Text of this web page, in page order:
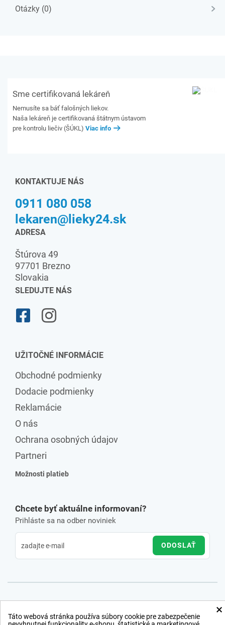
Otázky (0)
Sme certifikovaná lekáreň
Nemusíte sa báť falošných liekov.
Naša lekáreň je certifikovaná štátnym ústavom
pre kontrolu liečiv (ŠÚKL) Viac info
KONTAKTUJE NÁS
0911 080 058
lekaren@lieky24.sk
ADRESA
Štúrova 49
97701 Brezno
Slovakia
SLEDUJTE NÁS
UŽITOČNÉ INFORMÁCIE
Obchodné podmienky
Dodacie podmienky
Reklamácie
O nás
Ochrana osobných údajov
Partneri
Možnosti platieb
Chcete byť aktuálne informovaní?
Prihláste sa na odber noviniek
ODOSLAŤ
×
Táto webová stránka používa súbory cookie pre zabezpečenie